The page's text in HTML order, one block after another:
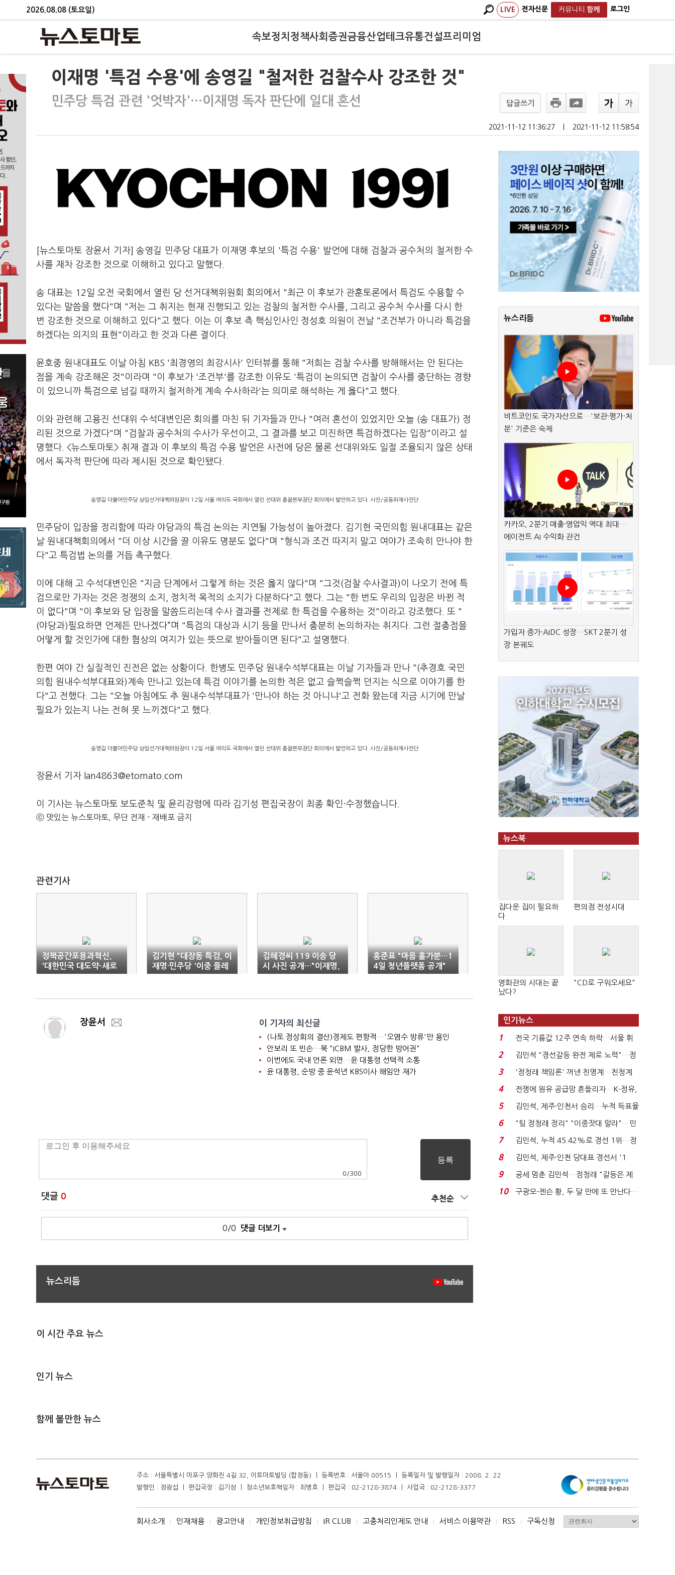
2026.08.08 (토요일) LIVE 전자신문 커뮤니티 함께 로그인
속보정치 정책사회 증권금융산업테크유통건설프리미엄
이재명 '특검 수용'에 송영길 "철저한 검찰수사 강조한 것"
민주당 특검 관련 '엇박자'…이재명 독자 판단에 일대 혼선 답글쓰기
2021-11-12 11:36:27 2021-11-12 11:58:54
[뉴스토마토 장윤서 기자] 송영길 민주당 대표가 이재명 후보의 '특검 수용' 발언에 대해 검찰과 공수처의 철저한 수
사를 재차 강조한 것으로 이해하고 있다고 말했다.
송 대표는 12일 오전 국회에서 열린 당 선거대책위원회 회의에서 "최근 이 후보가 관훈토론에서 특검도 수용할 수
있다는 말씀을 했다"며 "저는 그 취지는 현재 진행되고 있는 검찰의 철저한 수사를, 그리고 공수처 수사를 다시 한
번 강조한 것으로 이해하고 있다"고 했다. 이는 이 후보 측 핵심인사인 정성호 의원이 전날 "조건부가 아니라 특검을
하겠다는 의지의 표현"이라고 한 것과 다른 결이다.
윤호중 원내대표도 이날 아침 KBS '최경영의 최강시사' 인터뷰를 통해 "저희는 검찰 수사를 방해해서는 안 된다는
점을 계속 강조해온 것"이라며 "이 후보가 '조건부'를 강조한 이유도 '특검이 논의되면 검찰이 수사를 중단하는 경향
이 있으니까 특검으로 넘길 때까지 철저하게 계속 수사하라'는 의미로 해석하는 게 옳다"고 했다.
이와 관련해 고용진 선대위 수석대변인은 회의를 마친 뒤 기자들과 만나 "여러 혼선이 있었지만 오늘 (송 대표가) 정
리된 것으로 가겠다"며 "검찰과 공수처의 수사가 우선이고, 그 결과를 보고 미진하면 특검하겠다는 입장"이라고 설
명했다. <뉴스토마토> 취재 결과 이 후보의 특검 수용 발언은 사전에 당은 물론 선대위와도 일절 조율되지 않은 상태
에서 독자적 판단에 따라 제시된 것으로 확인됐다.
송영길 더불어민주당 상임선거대책위원장이 12일 서울 여의도 국회에서 열린 선대위 총괄본부장단 회의에서 발언하고 있다. 사진/공동취재사진단
민주당이 입장을 정리함에 따라 야당과의 특검 논의는 지연될 가능성이 높아졌다. 김기현 국민의힘 원내대표는 같은
날 원내대책회의에서 "더 이상 시간을 끌 이유도 명분도 없다"며 "형식과 조건 따지지 말고 여야가 조속히 만나야 한
다"고 특검법 논의를 거듭 촉구했다.
이에 대해 고 수석대변인은 "지금 단계에서 그렇게 하는 것은 옳지 않다"며 "그것(검찰 수사결과)이 나오기 전에 특
검으로만 가자는 것은 정쟁의 소지, 정치적 목적의 소지가 다분하다"고 했다. 그는 "한 번도 우리의 입장은 바뀐 적
이 없다"며 "이 후보와 당 입장을 말씀드리는데 수사 결과를 전제로 한 특검을 수용하는 것"이라고 강조했다. 또 "
(야당과)필요하면 언제든 만나겠다”며 "특검의 대상과 시기 등을 만나서 충분히 논의하자는 취지다. 그런 절충점을
어떻게 할 것인가에 대한 협상의 여지가 있는 뜻으로 받아들이면 된다"고 설명했다.
한편 여야 간 실질적인 진전은 없는 상황이다. 한병도 민주당 원내수석부대표는 이날 기자들과 만나 "(추경호 국민
의힘 원내수석부대표와)계속 만나고 있는데 특검 이야기를 논의한 적은 없고 슬쩍슬쩍 던지는 식으로 이야기를 한
다"고 전했다. 그는 "오늘 아침에도 추 원내수석부대표가 '만나야 하는 것 아니냐'고 전화 왔는데 지금 시기에 만날
필요가 있는지 나는 전혀 못 느끼겠다"고 했다.
송영길 더불어민주당 상임선거대책위원장이 12일 서울 여의도 국회에서 열린 선대위 총괄본부장단 회의에서 발언하고 있다. 사진/공동취재사진단
장윤서 기자 lan4863@etomato.com
이 기사는 뉴스토마토 보도준칙 및 윤리강령에 따라 김기성 편집국장이 최종 확인·수정했습니다.
ⓒ 맛있는 뉴스토마토, 무단 전재 - 재배포 금지
관련기사
정책공간포용과혁신,
'대한민국 대도약-새로
운 진보의 길 찾다' 학술
김기현 "대장동 특검, 이
재명·민주당 '이중 플레
이'"
김혜경씨 119 이송 당
시 사진 공개…"이재명,
아내 손 꼭 잡았다"
홍준표 "마음 홀가분…1
4일 청년플랫폼 공개"
장윤서 이 기자의 최신글
(나토 정상회의 결산)경제도 편향적…'오염수 방류'만 용인
안보리 또 빈손…북 "ICBM 발사, 정당한 방어권"
이번에도 국내 언론 외면…윤 대통령 선택적 소통
윤 대통령, 순방 중 윤석년 KBS이사 해임안 재가
0 /300
댓글 0 추천순
0/0 댓글 더보기
뉴스리듬
이 시간 주요 뉴스
인기 뉴스
함께 볼만한 뉴스
뉴스리듬
비트코인도 국가자산으로…'보관·평가·처
분' 기준은 숙제
카카오, 2분기 매출·영업익 역대 최대…
에이전트 AI 수익화 관건
가입자 증가·AIDC 성장…SKT 2분기 성
장 본궤도
뉴스북
집다운 집이 필요하
다
편의점 전성시대
영화관의 시대는 끝
났다?
"CD로 구워오세요"
인기뉴스
1
전국 기름값 12주 연속 하락…서울 휘
발윳값 1909원...
2
김민석 "경선갈등 완전 제로 노력"…정
청래 "반명 공세 사...
3
'정청래 책임론' 꺼낸 친명계…친청계
는 추가투표 때리기...
4
전쟁에 원유 공급망 흔들리자…K-정유,
에너지안보 핵심...
5
김민석, 제주·인천서 승리…누적 득표율
'1위 탈환'(종합)...
6
"팀 정청래 정리" "이중잣대 말라"…민
주 최고위원 계파 다...
7
김민석, 누적 45.42%로 경선 1위…정
청래와 격차 0.86%p(...
8
김민석, 제주·인천 당대표 경선서 '1
위'(1보)...
9
공세 멈춘 김민석…정청래 "갈등은 제
가 수습"
10
구광모-젠슨 황, 두 달 만에 또 만난다…
주소 : 서울특별시 마포구 양화진 4길 32, 이토마토빌딩 (합정동) ㅣ 등록번호 : 서울아 00515 ㅣ 등록일자 및 발행일자 : 2008. 2. 22
발행인 : 정광섭 ㅣ 편집국장 : 김기성 ㅣ 청소년보호책임자 : 최병호 ㅣ 편집국 : 02-2128-3874 ㅣ 사업국 : 02-2128-3377
회사소개 I 인재채용 I 광고안내 I 개인정보취급방침 I IR CLUB I 고충처리인제도 안내 I 서비스 이용약관 I RSS I 구독신청